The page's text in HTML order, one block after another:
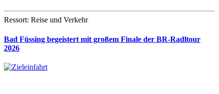
Ressort: Reise und Verkehr
Bad Füssing begeistert mit großem Finale der BR-Radltour
2026